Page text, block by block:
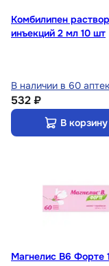
Комбилипен
инъекций 2 мл 10 шт
В наличии в 60
532 ₽
В корзину
Магнелис В6 Форте